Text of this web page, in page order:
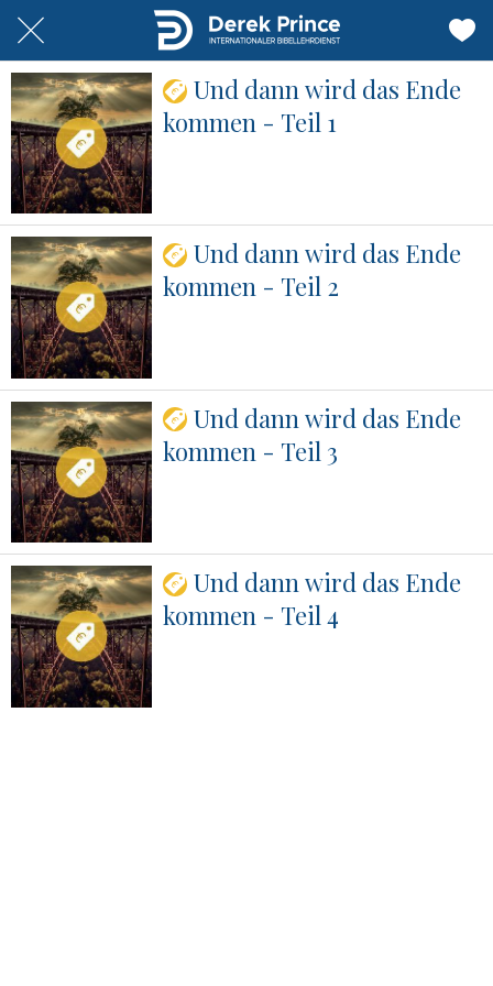
Und dann wird das Ende
kommen - Teil 1
Und dann wird das Ende
kommen - Teil 2
Und dann wird das Ende
kommen - Teil 3
Und dann wird das Ende
kommen - Teil 4